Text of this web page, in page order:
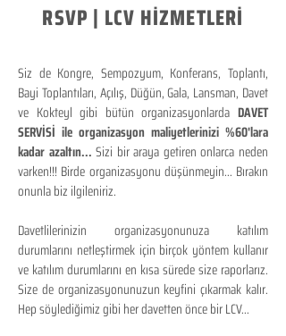
RSVP | LCV HİZMETLERİ
Siz de Kongre, Sempozyum, Konferans, Toplantı,
Bayi Toplantıları, Açılış, Düğün, Gala, Lansman, Davet
ve Kokteyl gibi bütün organizasyonlarda DAVET
SERVİSİ ile organizasyon maliyetlerinizi %60'lara
kadar azaltın...Sizi bir araya getiren onlarca neden
varken!!! Birde organizasyonu düşünmeyin... Bırakın
onunla biz ilgileniriz.
Davetlilerinizin organizasyonunuza katılım
durumlarını netleştirmek için birçok yöntem kullanır
ve katılım durumlarını en kısa sürede size raporlarız.
Size de organizasyonunuzun keyfini çıkarmak kalır.
Hep söylediğimiz gibi her davetten önce bir LCV...